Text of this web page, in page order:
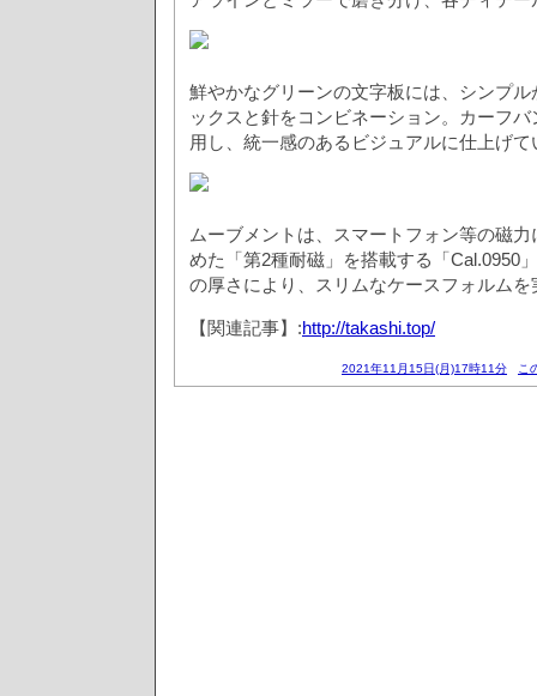
鮮やかなグリーンの文字板には、シンプ
ックスと針をコンビネーション。カーフ
用し、統一感のあるビジュアルに仕上げて
ムーブメントは、スマートフォン等の磁
めた「第2種耐磁」を搭載する「Cal.0950
の厚さにより、スリムなケースフォルム
【関連記事】:http://takashi.top/
2021年11月15日(月)17時11分 こ